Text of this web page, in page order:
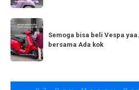
Tag
hadir
dengan
150cc
tiba
di
Yuk
Semoga
bisa
beli
Vespa
Yuk
Semoga bisa beli Vespa
bersama Ada kok